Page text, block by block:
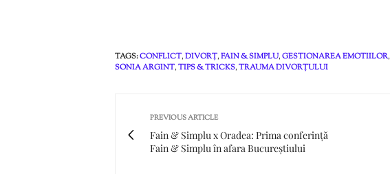
TAGS:CONFLICT,DIVORȚ,FAIN & SIMPLU,GESTIONAREA EMOTIILOR,
SONIA ARGINT,TIPS & TRICKS,TRAUMA DIVORȚULUI
PREVIOUS ARTICLE
Fain & Simplu x Oradea: Prima conferință
Fain & Simplu în afara Bucureștiului